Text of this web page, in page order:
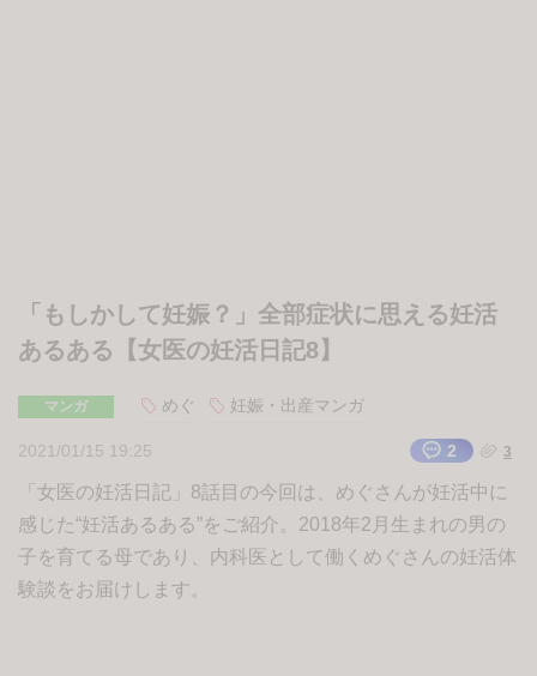
「もしかして妊娠？」全部症状に思える妊活
あるある【女医の妊活日記8】
マンガ めぐ 妊娠・出産マンガ
2021/01/15 19:25 2 3
「女医の妊活日記」8話目の今回は、めぐさんが妊活中に
感じた“妊活あるある”をご紹介。2018年2月生まれの男の
子を育てる母であり、内科医として働くめぐさんの妊活体
験談をお届けします。